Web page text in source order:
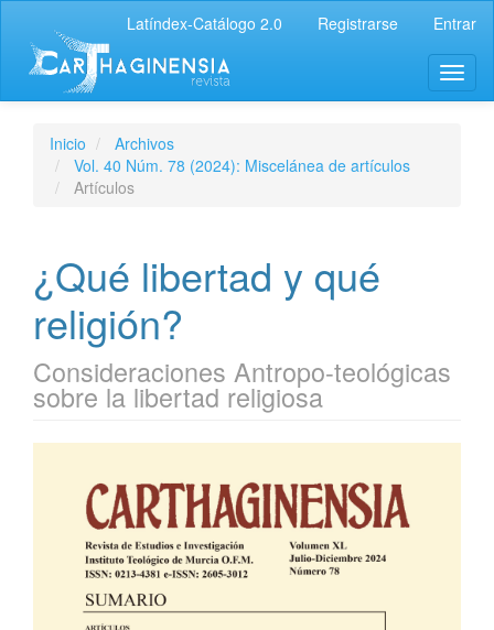
Latíndex-Catálogo 2.0 Registrarse Entrar
Inicio
Archivos
Vol. 40 Núm. 78 (2024): Miscelánea de artículos
Artículos
¿Qué libertad y qué
religión?
Consideraciones Antropo-teológicas
sobre la libertad religiosa